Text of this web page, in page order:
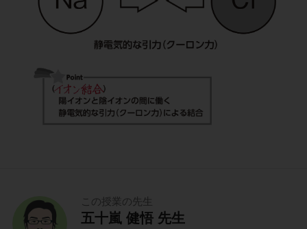
この授業の先生
五十嵐 健悟 先生